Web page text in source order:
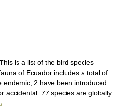
is a list of the bird species
of Ecuador includes a total of
endemic, 2 have been introduced
accidental. 77 species are globally